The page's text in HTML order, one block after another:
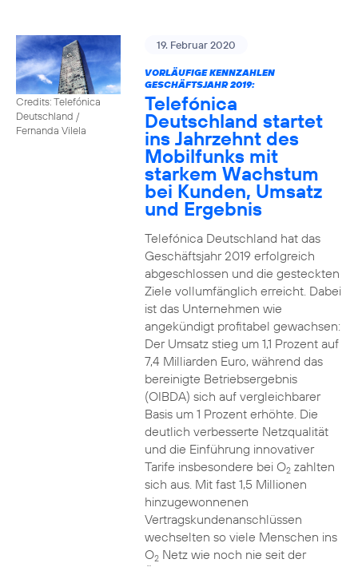
Credits: Telefónica
Deutschland /
Fernanda Vilela
19. Februar 2020
VORLÄUFIGE KENNZAHLEN
GESCHÄFTSJAHR 2019:
Telefónica
Deutschland startet
ins Jahrzehnt des
Mobilfunks mit
starkem Wachstum
bei Kunden, Umsatz
und Ergebnis
Telefónica Deutschland hat das
Geschäftsjahr 2019 erfolgreich
abgeschlossen und die gesteckten
Ziele vollumfänglich erreicht. Dabei
ist das Unternehmen wie
angekündigt profitabel gewachsen:
Der Umsatz stieg um 1,1 Prozent auf
7,4 Milliarden Euro, während das
bereinigte Betriebsergebnis
(OIBDA) sich auf vergleichbarer
Basis um 1 Prozent erhöhte. Die
deutlich verbesserte Netzqualität
und die Einführung innovativer
Tarife insbesondere bei O2zahlten
sich aus. Mit fast 1,5 Millionen
hinzugewonnenen
Vertragskundenanschlüssen
wechselten so viele Menschen ins
O2Netz wie noch nie seit der